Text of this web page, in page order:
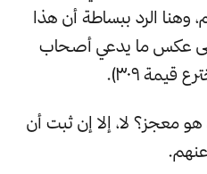
وهنا الرد ببساطة أن هذا
(على عكس ما يدعي أصحاب
٣٠٩).
معجز؟ لا، إلا إن ثبت أن